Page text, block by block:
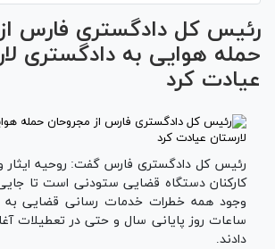
رئیس کل دادگستری فارس
حمله هوایی به دادگستری
عیادت کرد
رئیس کل دادگستری فارس گفت: روحیه
کارکنان دستگاه قضایی ستودنی است تا جایی
وجود همه خطرات خدمات رسانی قضایی به
ساعات روز پایانی سال و حتی در تعطیلات
دادند.